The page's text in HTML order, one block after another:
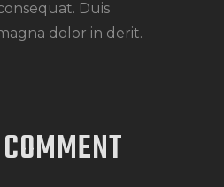
Duis
dolor in derit.